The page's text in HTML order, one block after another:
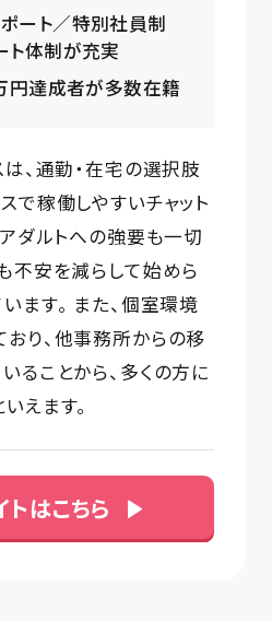
ート／特別社員制
ト体制が充実
円達成者が多数在籍
は、通勤・在宅の選択肢
で稼働しやすいチャット
ダルトへの強要も一切
不安を減らして始めら
ます。 また、個室環境
り、他事務所からの移
ることから、多くの方に
えます。
はこちら